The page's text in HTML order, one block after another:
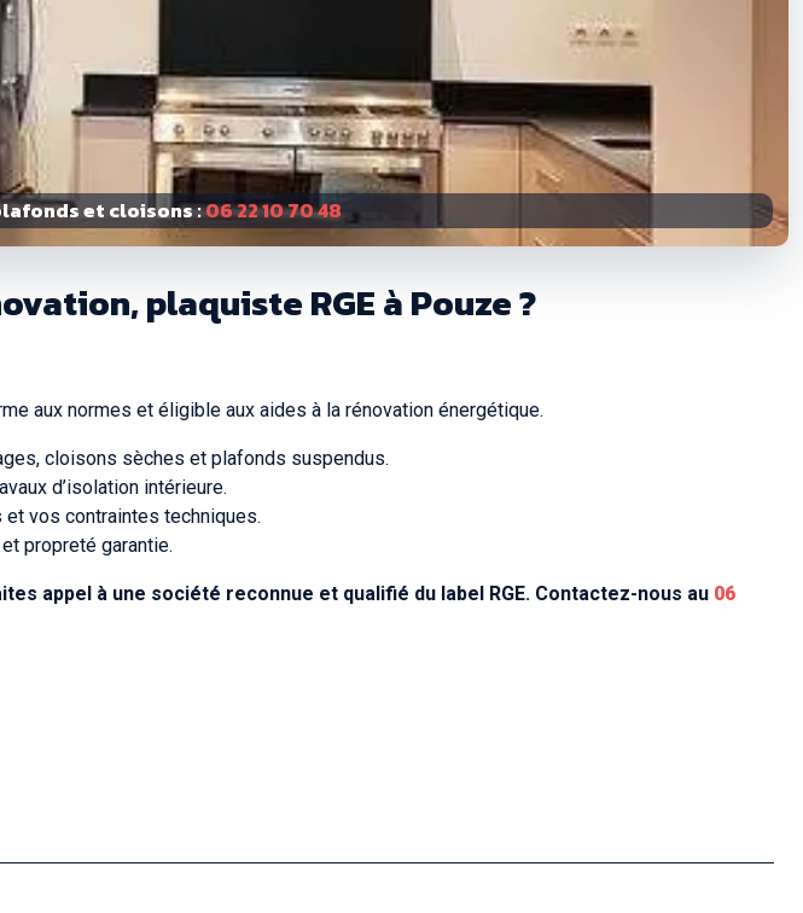
et cloisons :06 22 10 70 48
plaquiste RGE à Pouze ?
aux normes et éligible aux aides à la rénovation énergétique.
cloisons sèches et plafonds suspendus.
d’isolation intérieure.
vos contraintes techniques.
propreté garantie.
appel à une société reconnue et qualifié du label RGE. Contactez-nous au 06